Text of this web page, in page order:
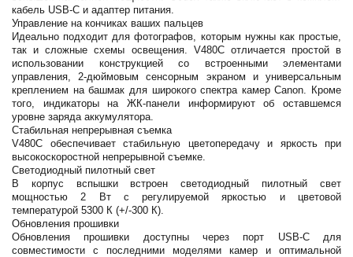
кабель USB-C и адаптер питания.
Управление на кончиках ваших пальцев
Идеально подходит для фотографов, которым нужны как простые,
так и сложные схемы освещения. V480C отличается простой в
использовании конструкцией со встроенными элементами
управления, 2-дюймовым сенсорным экраном и универсальным
креплением на башмак для широкого спектра камер Canon. Кроме
того, индикаторы на ЖК-панели информируют об оставшемся
уровне заряда аккумулятора.
Стабильная непрерывная съемка
V480C обеспечивает стабильную цветопередачу и яркость при
высокоскоростной непрерывной съемке.
Светодиодный пилотный свет
В корпус вспышки встроен светодиодный пилотный свет
мощностью 2 Вт с регулируемой яркостью и цветовой
температурой 5300 К (+/-300 К).
Обновления прошивки
Обновления прошивки доступны через порт USB-C для
совместимости с последними моделями камер и оптимальной